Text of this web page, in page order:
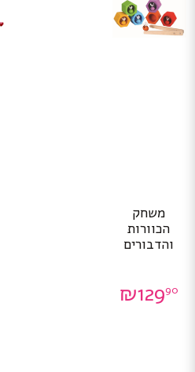
משחק
הכוורות
והדבורים
₪12990